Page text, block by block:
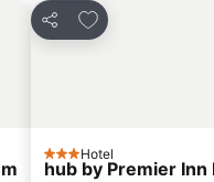
Partilhar
Adicionar aos
3 Estrelas
Hotel
hub by Premier